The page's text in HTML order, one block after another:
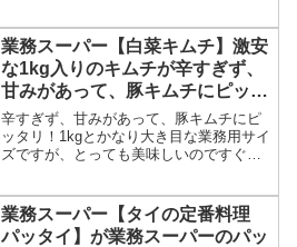
業務スーパー【白菜キムチ】激安
な1kg入りのキムチが辛すぎず、
甘みがあって、豚キムチにピッタ
リ！
辛すぎず、甘みがあって、豚キムチにピ
ッタリ！1kgとかなり大き目な業務用サイ
ズですが、とっても美味しいのですぐに
できるのもいいです。
業務スーパー【タイの定番料理
パッタイ】が業務スーパーのパッ